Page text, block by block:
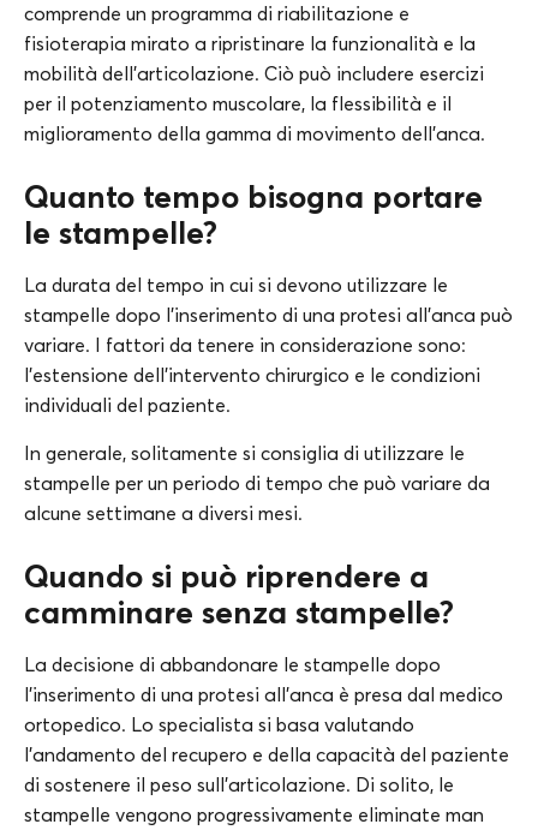
comprende un programma di riabilitazione e
fisioterapia mirato a ripristinare la funzionalità e la
mobilità dell’articolazione. Ciò può includere esercizi
per il potenziamento muscolare, la flessibilità e il
miglioramento della gamma di movimento dell’anca.
Quanto tempo bisogna portare
le stampelle?
La durata del tempo in cui si devono utilizzare le
stampelle dopo l’inserimento di una protesi all’anca può
variare. I fattori da tenere in considerazione sono:
l’estensione dell’intervento chirurgico e le condizioni
individuali del paziente.
In generale, solitamente si consiglia di utilizzare le
stampelle per un periodo di tempo che può variare da
alcune settimane a diversi mesi.
Quando si può riprendere a
camminare senza stampelle?
La decisione di abbandonare le stampelle dopo
l’inserimento di una protesi all’anca è presa dal medico
ortopedico. Lo specialista si basa valutando
l’andamento del recupero e della capacità del paziente
di sostenere il peso sull’articolazione. Di solito, le
stampelle vengono progressivamente eliminate man